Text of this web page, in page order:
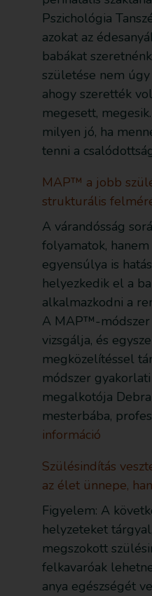
Pszichológia
azokat az
babákat
születése nem
ahogy szerették
megesett,
milyen jó, ha
tenni a
MAP™ a jobb
strukturális
A várandósság
folyamatok,
egyensúlya is
helyezkedik el a
alkalmazkodni a
A MAP™-módszer
vizsgálja, és
megközelítéssel
módszer
megalkotója
mesterbába,
információ
Szülésindítás
az élet ünnepe,
Figyelem: A
helyzeteket
megszokott
felkavaróak
anya egészségét